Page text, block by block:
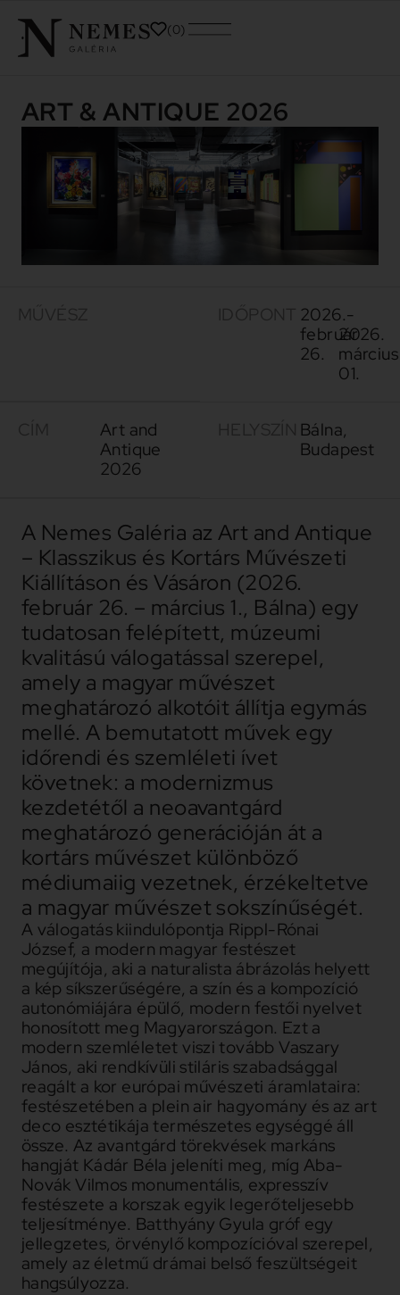
0
ART & ANTIQUE 2026
2026.
február
26.
-
2026.
március
01.
Art and
Antique
2026
Bálna,
Budapest
A Nemes Galéria az Art and Antique
– Klasszikus és Kortárs Művészeti
Kiállításon és Vásáron (2026.
február 26. – március 1., Bálna) egy
tudatosan felépített, múzeumi
kvalitású válogatással szerepel,
amely a magyar művészet
meghatározó alkotóit állítja egymás
mellé. A bemutatott művek egy
időrendi és szemléleti ívet
követnek: a modernizmus
kezdetétől a neoavantgárd
meghatározó generációján át a
kortárs művészet különböző
médiumaiig vezetnek, érzékeltetve
a magyar művészet sokszínűségét.
A válogatás kiindulópontja Rippl-Rónai
József, a modern magyar festészet
megújítója, aki a naturalista ábrázolás helyett
a kép síkszerűségére, a szín és a kompozíció
autonómiájára épülő, modern festői nyelvet
honosított meg Magyarországon. Ezt a
modern szemléletet viszi tovább Vaszary
János, aki rendkívüli stiláris szabadsággal
reagált a kor európai művészeti áramlataira:
festészetében a plein air hagyomány és az art
deco esztétikája természetes egységgé áll
össze. Az avantgárd törekvések markáns
hangját Kádár Béla jeleníti meg, míg Aba-
Novák Vilmos monumentális, expresszív
festészete a korszak egyik legerőteljesebb
teljesítménye. Batthyány Gyula gróf egy
jellegzetes, örvénylő kompozícióval szerepel,
amely az életmű drámai belső feszültségeit
hangsúlyozza.